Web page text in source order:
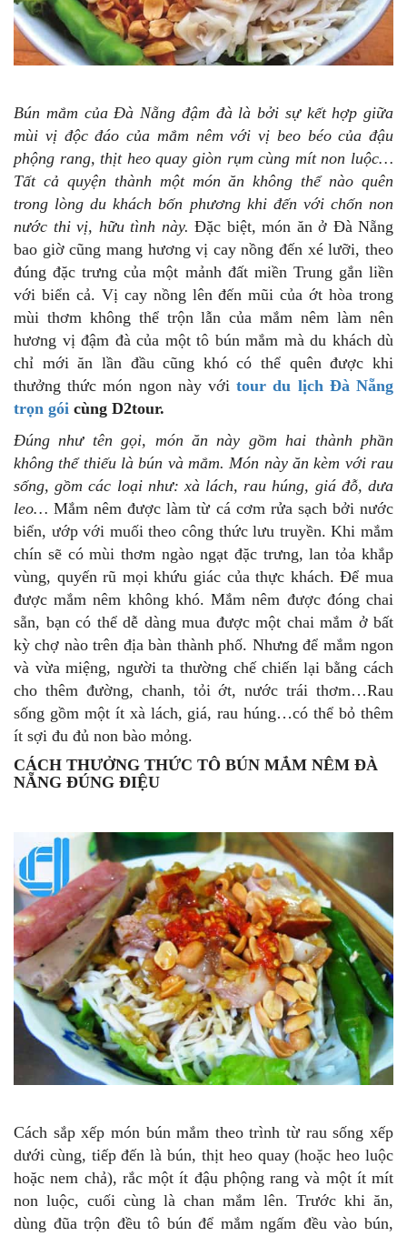
Bún mắm của Đà Nẵng đậm đà là bởi sự kết hợp giữa
mùi vị độc đáo của mắm nêm với vị beo béo của đậu
phộng rang, thịt heo quay giòn rụm cùng mít non luộc…
Tất cả quyện thành một món ăn không thể nào quên
trong lòng du khách bốn phương khi đến với chốn non
nước thi vị, hữu tình này. Đặc biệt, món ăn ở Đà Nẵng
bao giờ cũng mang hương vị cay nồng đến xé lưỡi, theo
đúng đặc trưng của một mảnh đất miền Trung gắn liền
với biển cả. Vị cay nồng lên đến mũi của ớt hòa trong
mùi thơm không thể trộn lẫn của mắm nêm làm nên
hương vị đậm đà của một tô bún mắm mà du khách dù
chỉ mới ăn lần đầu cũng khó có thể quên được khi
thưởng thức món ngon này vớitour du lịch Đà Nẵng
trọn gói cùng D2tour.
Đúng như tên gọi, món ăn này gồm hai thành phần
không thể thiếu là bún và mắm. Món này ăn kèm với rau
sống, gồm các loại như: xà lách, rau húng, giá đỗ, dưa
leo… Mắm nêm được làm từ cá cơm rửa sạch bởi nước
biển, ướp với muối theo công thức lưu truyền. Khi mắm
chín sẽ có mùi thơm ngào ngạt đặc trưng, lan tỏa khắp
vùng, quyến rũ mọi khứu giác của thực khách. Để mua
được mắm nêm không khó. Mắm nêm được đóng chai
sẵn, bạn có thể dễ dàng mua được một chai mắm ở bất
kỳ chợ nào trên địa bàn thành phố. Nhưng để mắm ngon
và vừa miệng, người ta thường chế chiến lại bằng cách
cho thêm đường, chanh, tỏi ớt, nước trái thơm…Rau
sống gồm một ít xà lách, giá, rau húng…có thể bỏ thêm
ít sợi đu đủ non bào mỏng.
CÁCH THƯỞNG THỨC TÔ BÚN MẮM NÊM ĐÀ
NẴNG ĐÚNG ĐIỆU
Cách sắp xếp món bún mắm theo trình từ rau sống xếp
dưới cùng, tiếp đến là bún, thịt heo quay (hoặc heo luộc
hoặc nem chả), rắc một ít đậu phộng rang và một ít mít
non luộc, cuối cùng là chan mắm lên. Trước khi ăn,
dùng đũa trộn đều tô bún để mắm ngấm đều vào bún,